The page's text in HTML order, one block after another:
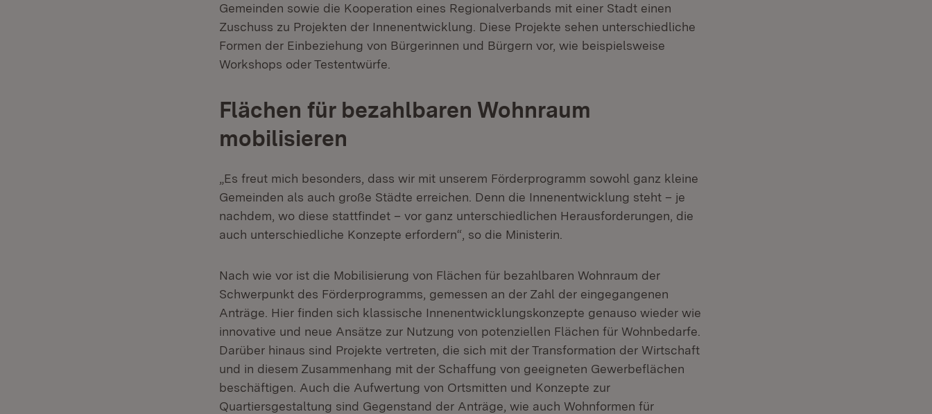
Gemeinden sowie die Kooperation eines Regionalverbands mit einer Stadt einen
Zuschuss zu Projekten der Innenentwicklung. Diese Projekte sehen unterschiedliche
Formen der Einbeziehung von Bürgerinnen und Bürgern vor, wie beispielsweise
Workshops oder Testentwürfe.
Flächen für bezahlbaren Wohnraum
mobilisieren
„Es freut mich besonders, dass wir mit unserem Förderprogramm sowohl ganz kleine
Gemeinden als auch große Städte erreichen. Denn die Innenentwicklung steht – je
nachdem, wo diese stattfindet – vor ganz unterschiedlichen Herausforderungen, die
auch unterschiedliche Konzepte erfordern“, so die Ministerin.
Nach wie vor ist die Mobilisierung von Flächen für bezahlbaren Wohnraum der
Schwerpunkt des Förderprogramms, gemessen an der Zahl der eingegangenen
Anträge. Hier finden sich klassische Innenentwicklungskonzepte genauso wieder wie
innovative und neue Ansätze zur Nutzung von potenziellen Flächen für Wohnbedarfe.
Darüber hinaus sind Projekte vertreten, die sich mit der Transformation der Wirtschaft
und in diesem Zusammenhang mit der Schaffung von geeigneten Gewerbeflächen
beschäftigen. Auch die Aufwertung von Ortsmitten und Konzepte zur
Quartiersgestaltung sind Gegenstand der Anträge, wie auch Wohnformen für